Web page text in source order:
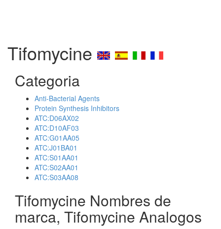
Tifomycine
Categoria
Anti-Bacterial Agents
Protein Synthesis Inhibitors
ATC:D06AX02
ATC:D10AF03
ATC:G01AA05
ATC:J01BA01
ATC:S01AA01
ATC:S02AA01
ATC:S03AA08
Tifomycine Nombres de
marca, Tifomycine Analogos